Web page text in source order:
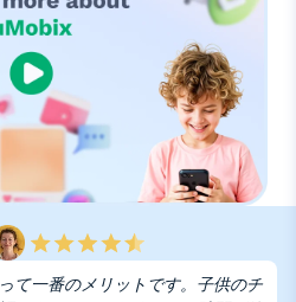
て一番のメリットです。子供のチ